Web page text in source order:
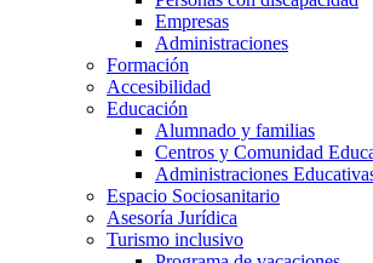
Empresas
Administraciones
Formación
Accesibilidad
Educación
Alumnado y familias
Centros y Comunidad
Administraciones
Espacio Sociosanitario
Asesoría Jurídica
Turismo inclusivo